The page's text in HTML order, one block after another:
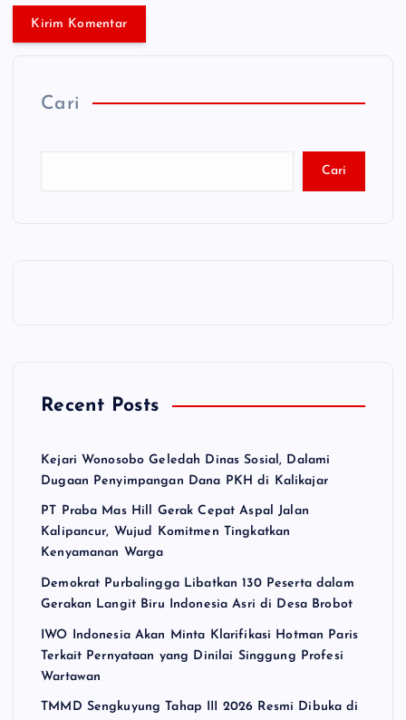
Cari
Cari
Recent Posts
Kejari Wonosobo Geledah Dinas Sosial, Dalami
Dugaan Penyimpangan Dana PKH di Kalikajar
PT Praba Mas Hill Gerak Cepat Aspal Jalan
Kalipancur, Wujud Komitmen Tingkatkan
Kenyamanan Warga
Demokrat Purbalingga Libatkan 130 Peserta dalam
Gerakan Langit Biru Indonesia Asri di Desa Brobot
IWO Indonesia Akan Minta Klarifikasi Hotman Paris
Terkait Pernyataan yang Dinilai Singgung Profesi
Wartawan
TMMD Sengkuyung Tahap III 2026 Resmi Dibuka di